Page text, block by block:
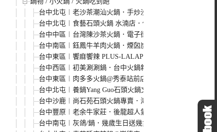
台中北屯︱老沙茶潮汕火鍋．手炒沙茶香氣濃，食材新鮮價
台中北屯︱食藝石頭火鍋 水湳店．傳統現炒火鍋，環境有
台中中區︱台灣陳沙茶火鍋．電子街裡的人氣沙茶火鍋，
台中南區︱鈺鳳牛羊肉火鍋．煙囟炭火直燒牛肉鍋，滿滿一
台中東區︱饗麻饗辣 PLUS-LALAPORT台中店．自助百匯
台中西區︱初美涮涮鍋．台中火鍋新品牌，食材高檔，甜
台中東區︱肉多多火鍋@秀泰站前店．平日午餐3.5小時慢
台中北屯︱養鍋Yang Guo石頭火鍋文心店．全台連鎖小火
台中沙鹿︱尚石苑石頭火鍋專賣．海線人氣火鍋大改裝，
台中豐原︱老余牛家莊．後龍超人氣牛肉火鍋豐原展店，
台中南屯︱灰鴿/鍋．幾歲生日送幾隻蝦，還有小鮑魚、蛤